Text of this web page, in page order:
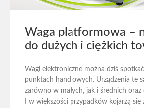
Waga platformowa –
do dużych i ciężkich
Wagi elektroniczne można dziś
punktach handlowych. Urządzenia te
zarówno w małych, jak i średnich oraz
I w większości przypadków kojarzą się